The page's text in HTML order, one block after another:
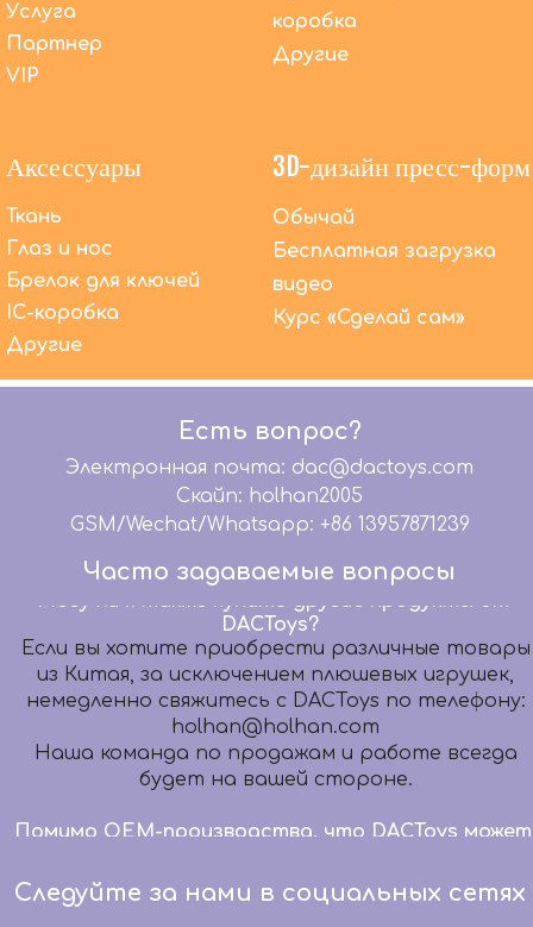
Услуга
Партнер
VIP
коробка
Другие
Аксессуары
Ткань
Глаз и нос
Брелок для ключей
IC-коробка
Другие
3D-дизайн пресс-форм
Обычай
Бесплатная загрузка
видео
Курс «Сделай сам»
Есть вопрос?
Электронная почта: dac@dactoys.com
Скайп: holhan2005
GSM/Wechat/Whatsapp: +86 13957871239
Часто задаваемые вопросы
Помимо OEM-производства, что DACToys может
сделать еще?
Мы предлагаем высококачественные услуги
OEM-производства уже более 20 лет. В то же
время мы предлагаем комплексное
обслуживание: графический дизайн, 3D-
моделирование, дизайн упаковки, бумажный
шаблон, разработку образцов, дизайн
микросхем, помогаем вашей команде
дизайнеров передать ваши волшебные идеи
Могу ли я также купить другие продукты от
Если вы хотите приобрести различные товары
из Китая, за исключением плюшевых игрушек,
немедленно свяжитесь с DACToys по телефону:
holhan@holhan.com
Наша команда по продажам и работе всегда
будет на вашей стороне.
сделать еще?
OEM-производства уже более 20 лет. В то же
время мы предлагаем комплексное
Следуйте за нами в социальных сетях